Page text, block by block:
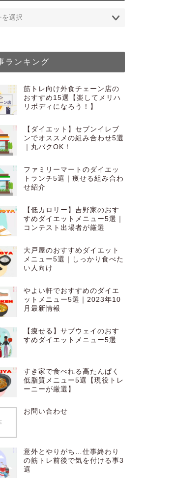
人はいないであろうゴ
ない理由5選
ガリガリは一
リガリの人が筋トレ
「枕って種類が多く
筋トレするな
に聞いてみた
【保存版】ガ
ランキング
筋トレ向け外食チェーン店の
おすすめ15選【楽してメリハ
リボディになろう！】
【ダイエット】セブンイレブ
ンでオススメの組み合わせ5選
｜丸パクOK！
ファミリーマートのダイエッ
トランチ5選｜痩せる組み合わ
せ紹介
【低カロリー】吉野家のおす
すめダイエットメニュー5選｜
コンテスト出場者が厳選
大戸屋のおすすめダイエット
メニュー5選｜しっかり食べた
い人向け
やよい軒でおすすめのダイエ
ットメニュー5選｜2023年10
月最新情報
【痩せる】サブウェイのおす
すめダイエットメニュー5選
すき家で食べれる高たんぱく
低脂質メニュー5選【現役トレ
ーニーが厳選】
お問い合わせ
意外とやりがち…仕事終わり
の筋トレ前後で気を付ける事3
選